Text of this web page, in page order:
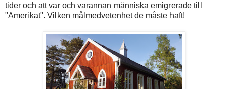
tider och att var och varannan människa emigrerade till
"Amerikat". Vilken målmedvetenhet de måste haft!